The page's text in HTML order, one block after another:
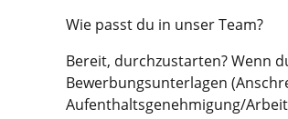
Wie passt du in unser Team?
Bereit, durchzustarten? Wenn
Bewerbungsunterlagen
Aufenthaltsgenehmigung/